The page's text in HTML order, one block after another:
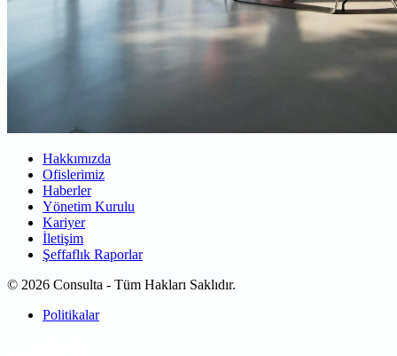
Hakkımızda
Ofislerimiz
Haberler
Yönetim Kurulu
Kariyer
İletişim
Şeffaflık Raporlar
© 2026 Consulta - Tüm Hakları Saklıdır.
Politikalar